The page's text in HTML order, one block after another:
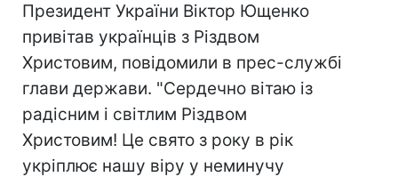
Президент України Віктор Ющенко
привітав українців з Різдвом
Христовим, повідомили в прес-службі
глави держави. "Сердечно вітаю із
радісним і світлим Різдвом
Христовим! Це свято з року в рік
укріплює нашу віру у неминучу